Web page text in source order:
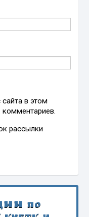
в этом
рассылки
по